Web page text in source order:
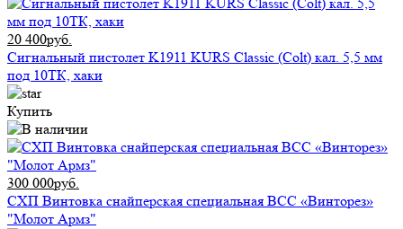
20 400руб.
Сигнальный пистолет K1911 KURS Classic (Colt) кал. 5,5 мм
под 10ТК, хаки
Купить
300 000руб.
СХП Винтовка снайперская специальная ВСС «Винторез»
"Молот Армз"